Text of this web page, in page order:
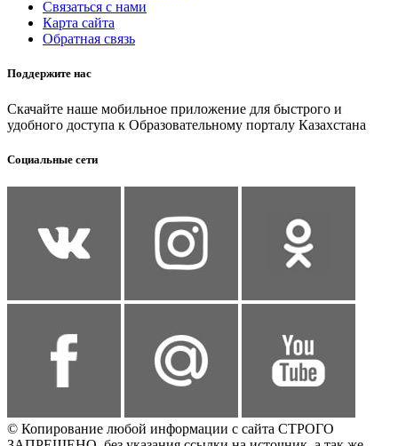
Связаться с нами
Карта сайта
Обратная связь
Поддержите нас
Скачайте наше мобильное приложение для быстрого и
удобного доступа к Образовательному порталу Казахстана
Социальные сети
© Копирование любой информации с сайта СТРОГО